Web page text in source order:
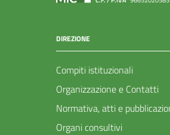
DIREZIONE
Compiti istituzionali
Organizzazione e Contatti
Normativa, atti e
Organi consultivi